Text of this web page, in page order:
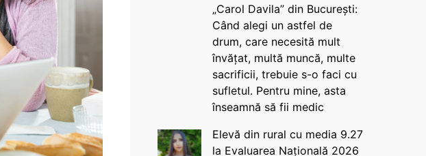
„Carol Davila” din București:
Când alegi un astfel de
drum, care necesită mult
învățat, multă muncă, multe
sacrificii, trebuie s-o faci cu
sufletul. Pentru mine, asta
înseamnă să fii medic
Elevă din rural cu media 9.27
la Evaluarea Națională 2026